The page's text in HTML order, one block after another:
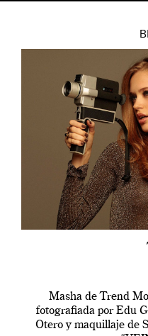
Masha de Trend
fotografiada por Edu
Otero y maquillaje de